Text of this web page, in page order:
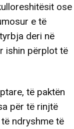
ose
e të
deri në
ishin përplot të
të paktën
për të rinjtë
ndryshme të